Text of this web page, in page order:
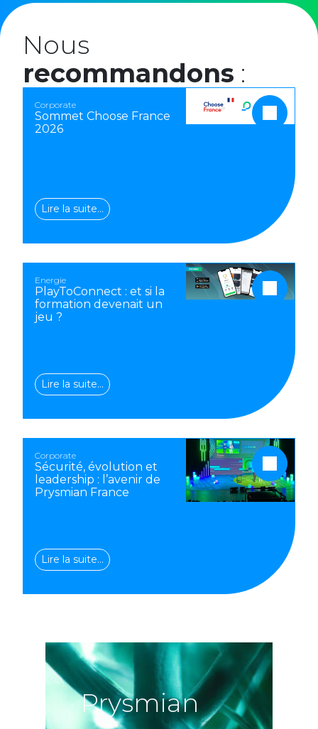
Nous
recommandons :
Corporate
Sommet Choose France
2026
Lire la suite…
Energie
PlayToConnect : et si la
formation devenait un
jeu ?
Lire la suite…
Corporate
Sécurité, évolution et
leadership : l’avenir de
Prysmian France
Lire la suite…
Prysmian